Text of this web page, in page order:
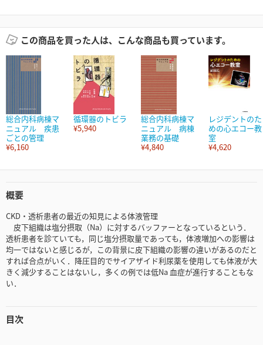
この商品を買った人は、こんな商品も買っています。
総合内科病棟マ
ニュアル 疾患
ごとの管理
¥6,160
循環器のトビラ
¥5,940
総合内科病棟マ
ニュアル 病棟
業務の基礎
¥4,840
レジデントのた
めの心エコー教
室
¥4,620
概要
CKD・透析患者の最近の知見による体液管理
皮下組織は塩分摂取（Na）に対するバッファーとなっているという．
透析患者を診ていても，同じ塩分摂取量であっても，体液増加への影響は
均一ではないと感じるが，この背景に皮下組織の影響の違いがあるのだと
すれば合点がいく．降圧目的でサイアザイド利尿薬を使用しても体液が大
きく減少することはないし，多くの例では低Na 血症が進行することもな
い．
目次